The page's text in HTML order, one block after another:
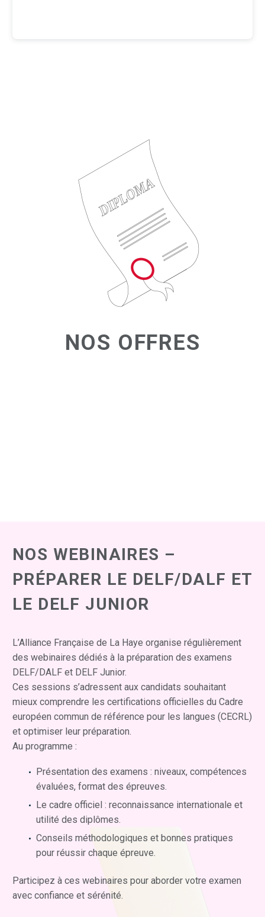
NOS OFFRES
NOS WEBINAIRES –
PRÉPARER LE DELF/DALF ET
LE DELF JUNIOR
L’Alliance Française de La Haye organise régulièrement
des webinaires dédiés à la préparation des examens
DELF/DALF et DELF Junior.
Ces sessions s’adressent aux candidats souhaitant
mieux comprendre les certifications officielles du Cadre
européen commun de référence pour les langues (CECRL)
et optimiser leur préparation.
Au programme :
Présentation des examens : niveaux, compétences
évaluées, format des épreuves.
Le cadre officiel : reconnaissance internationale et
utilité des diplômes.
Conseils méthodologiques et bonnes pratiques
pour réussir chaque épreuve.
Participez à ces webinaires pour aborder votre examen
avec confiance et sérénité.